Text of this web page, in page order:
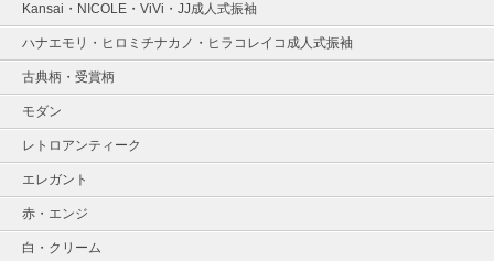
Kansai・NICOLE・ViVi・JJ成人式振袖
ハナエモリ・ヒロミチナカノ・ヒラコレイコ成人式振袖
古典柄・受賞柄
モダン
レトロアンティーク
エレガント
赤・エンジ
白・クリーム